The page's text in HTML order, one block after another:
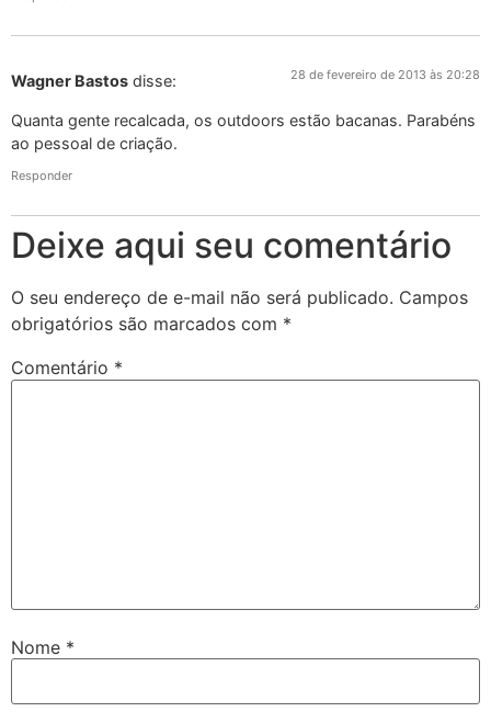
Wagner Bastos disse: 28 de fevereiro de 2013 às 20:28
Quanta gente recalcada, os outdoors estão bacanas. Parabéns
ao pessoal de criação.
Responder
Deixe aqui seu comentário
O seu endereço de e-mail não será publicado. Campos
obrigatórios são marcados com *
Comentário *
Nome *